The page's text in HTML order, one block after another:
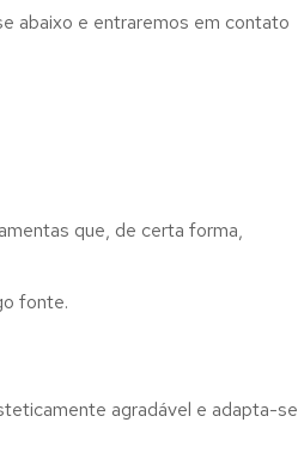
abaixo e entraremos em contato
que, de certa forma,
fonte.
agradável e adapta-se